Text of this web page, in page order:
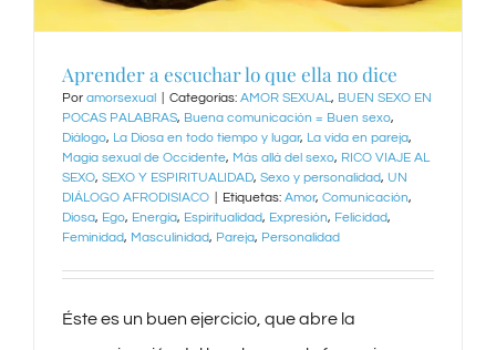
Aprender a escuchar lo que ella no dice
Por amorsexual Categorías: AMOR SEXUAL , BUEN SEXO EN
POCAS PALABRAS, Buena comunicación = Buen sexo,
Diálogo, La Diosa en todo tiempo y lugar, La vida en pareja,
Magia sexual de Occidente, Más allá del sexo, RICO VIAJE AL
SEXO, SEXO Y ESPIRITUALIDAD, Sexo y personalidad, UN
DIÁLOGO AFRODISIACO
Etiquetas: Amor, Comunicación,
Diosa, Ego, Energía, Espiritualidad, Expresión, Felicidad,
Feminidad, Masculinidad, Pareja, Personalidad
Éste es un buen ejercicio, que abre la